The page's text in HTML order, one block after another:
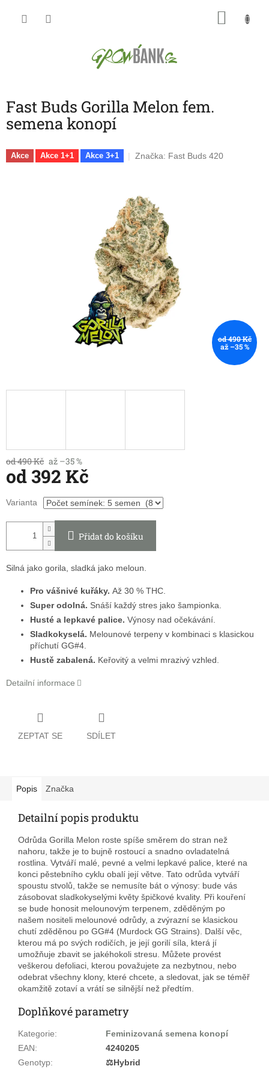
Fast Buds Gorilla Melon fem.
semena konopí
Akce Akce 1+1 Akce 3+1 Značka: Fast Buds 420
od 490 Kč
až –35 %
od 490 Kč až –35 %
od392 Kč
Měrná
cena:
Varianta
Přidat do košíku
Silná jako gorila, sladká jako meloun.
Pro vášnivé kuřáky. Až 30 % THC.
Super odolná. Snáší každý stres jako šampionka.
Husté a lepkavé palice. Výnosy nad očekávání.
Sladkokyselá. Melounové terpeny v kombinaci s klasickou
příchutí GG#4.
Hustě zabalená. Keřovitý a velmi mrazivý vzhled.
Detailní informace
ZEPTAT SE SDÍLET
Popis Značka
Detailní popis produktu
Odrůda Gorilla Melon roste spíše směrem do stran než
nahoru, takže je to bujně rostoucí a snadno ovladatelná
rostlina. Vytváří malé, pevné a velmi lepkavé palice, které na
konci pěstebního cyklu obalí její větve. Tato odrůda vytváří
spoustu stvolů, takže se nemusíte bát o výnosy: bude vás
zásobovat sladkokyselými květy špičkové kvality. Při kouření
se bude honosit melounovým terpenem, zděděným po
našem nositeli melounové odrůdy, a zvýrazní se klasickou
chutí zděděnou po GG#4 (Murdock GG Strains). Další věc,
kterou má po svých rodičích, je její gorilí síla, která jí
umožňuje zbavit se jakéhokoli stresu. Můžete provést
veškerou defoliaci, kterou považujete za nezbytnou, nebo
odebrat všechny klony, které chcete, a sledovat, jak se téměř
okamžitě zotaví a vrátí se silnější než předtím.
Doplňkové parametry
Kategorie:
Feminizovaná semena konopí
EAN:
4240205
Genotyp:
⚖️Hybrid